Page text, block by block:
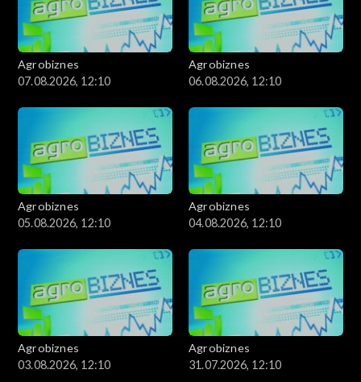
Agrobiznes
07.08.2026, 12:10
Agrobiznes
06.08.2026, 12:10
Agrobiznes
05.08.2026, 12:10
Agrobiznes
04.08.2026, 12:10
Agrobiznes
03.08.2026, 12:10
Agrobiznes
31.07.2026, 12:10